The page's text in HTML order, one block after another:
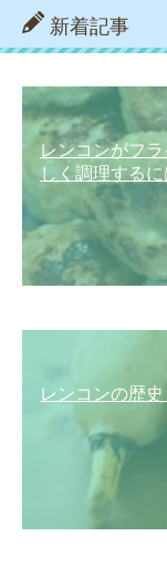
新着記事
レンコンがフ
しく調理する
レンコンの歴